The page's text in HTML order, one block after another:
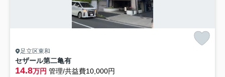
足立区東和
セザール第二亀有
14.8万円 管理/共益費10,000円